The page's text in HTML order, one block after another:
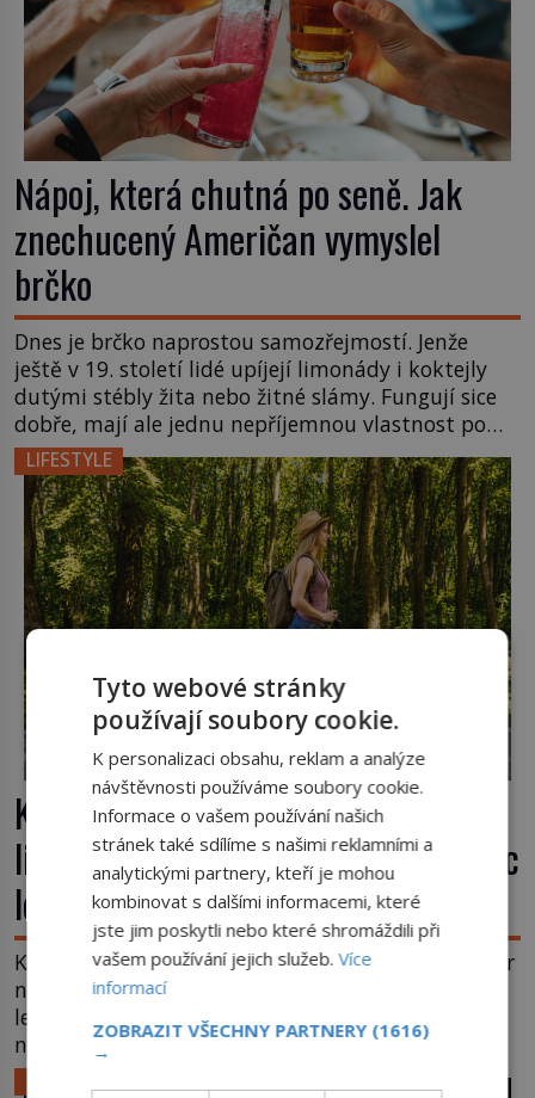
Nápoj, která chutná po seně. Jak
znechucený Američan vymyslel
brčko
Dnes je brčko naprostou samozřejmostí. Jenže
ještě v 19. století lidé upíjejí limonády i koktejly
dutými stébly žita nebo žitné slámy. Fungují sice
dobře, mají ale jednu nepříjemnou vlastnost po
chvíli se rozmáčejí a nápoji dodávají travnatou
příchuť. Právě tahle drobná nepříjemnost přivede
amerického výrobce cigaretových náustků k
nápadu, který změní způsob pití po celém […]
LIFESTYLE
Kufr, který se konečně rozjede. Proč
lidé čekají na kolečka téměř pět tisíc
let?
Kolo patří k nejstarším vynálezům lidstva, ale kufr
na kolečkách se objevuje až ve 20. století. Po tisíce
let lidé vláčejí těžká zavazadla v rukou, na zádech
nebo je nakládají na povozy. Stačí přitom jediný
nápad, připevnit ke kufru kolečka. Jenže právě ten
Tyto webové stránky
používají soubory cookie.
K personalizaci obsahu, reklam a analýze
návštěvnosti používáme soubory cookie.
Informace o vašem používání našich
stránek také sdílíme s našimi reklamními a
analytickými partnery, kteří je mohou
kombinovat s dalšími informacemi, které
jste jim poskytli nebo které shromáždili při
vašem používání jejich služeb.Více
informací
ZOBRAZIT VŠECHNY PARTNERY (1616)
→